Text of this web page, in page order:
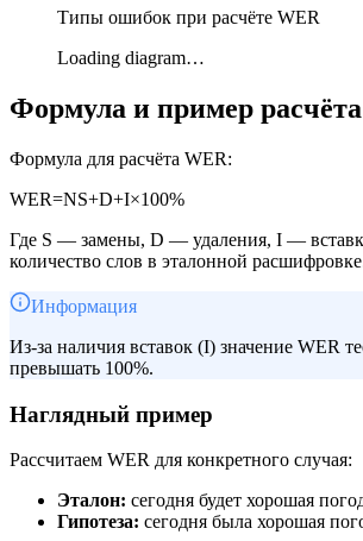
Типы ошибок при расчёте WER
Loading diagram…
Формула и пример расчёта
Формула для расчёта WER:
WER=NS+D+I×100%
Где S — замены, D — удаления, I —
количество слов в эталонной
Информация
Из-за наличия вставок (I) значение WER
превышать 100%.
Наглядный пример
Рассчитаем WER для конкретного случая:
Эталон: сегодня будет хорошая
Гипотеза: сегодня была хорошая